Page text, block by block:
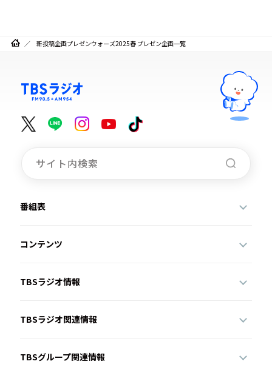
新投稿企画プレゼンウォーズ2025春 プレゼン企画一覧
番組表
コンテンツ
TBSラジオ情報
TBSラジオ関連情報
TBSグループ関連情報